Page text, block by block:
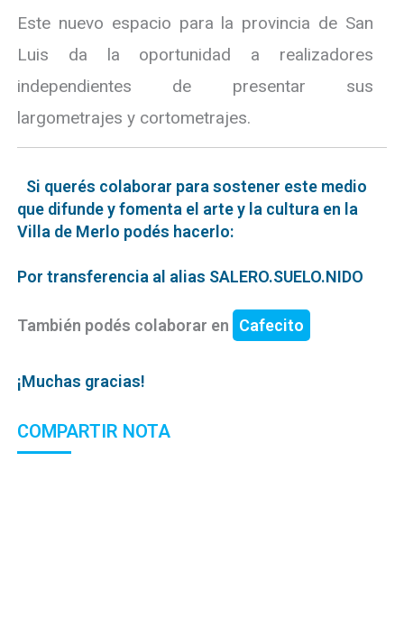
Este nuevo espacio para la provincia de San
Luis da la oportunidad a realizadores
independientes de presentar sus
largometrajes y cortometrajes.
Si querés colaborar para sostener este medio
que difunde y fomenta el arte y la cultura en la
Villa de Merlo podés hacerlo:
Por transferencia al alias SALERO.SUELO.NIDO
También podés colaborar en Cafecito
¡Muchas gracias!
COMPARTIR NOTA